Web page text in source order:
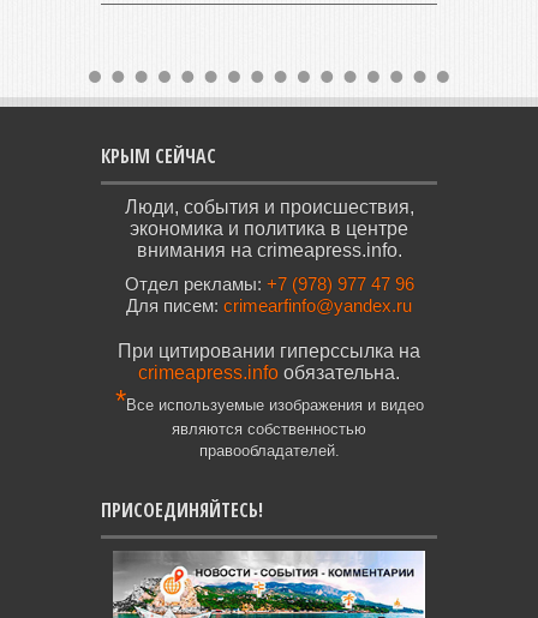
КРЫМ СЕЙЧАС
Люди, события и происшествия,
экономика и политика в центре
внимания на crimeapress.info.
Отдел рекламы: +7 (978) 977 47 96
Для писем: crimearfinfo@yandex.ru
При цитировании гиперссылка на
crimeapress.info обязательна.
*Все используемые изображения и видео
являются собственностью
правообладателей.
ПРИСОЕДИНЯЙТЕСЬ!